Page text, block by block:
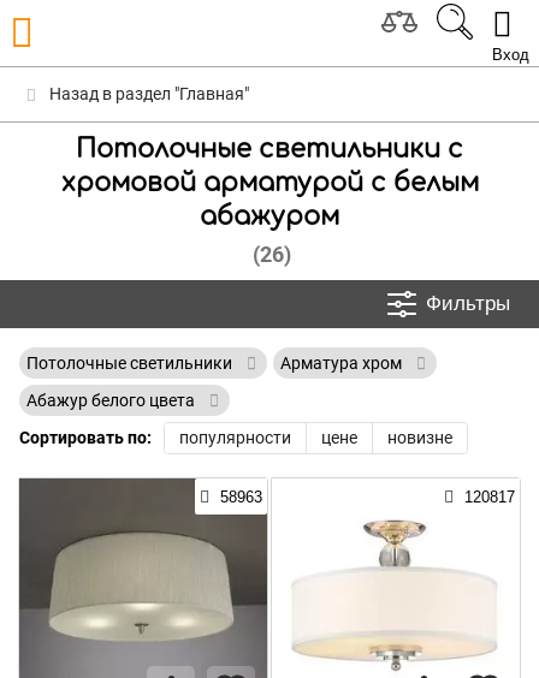
Вход
Назад в раздел "Главная"
Потолочные светильники с
хромовой арматурой с белым
абажуром
(26)
Фильтры
Потолочные светильники
Арматура хром
Абажур белого цвета
Сортировать по:
популярности цене новизне
58963 120817